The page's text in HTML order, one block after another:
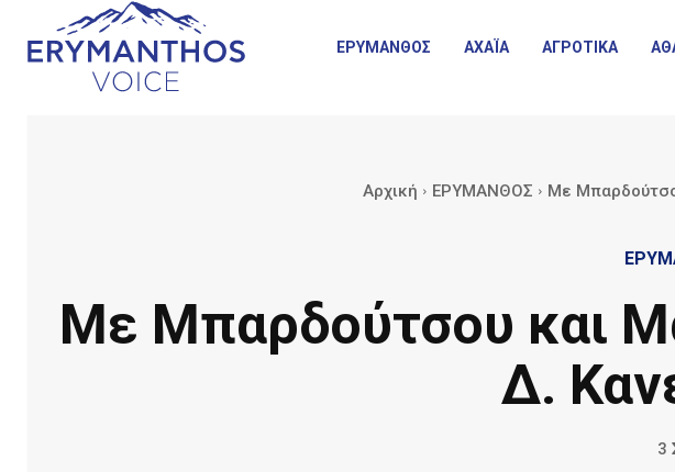
ΕΡΥΜΑΝΘΟΣ ΑΧΑΪΑ ΑΓΡΟΤΙΚΑ
Αρχική ΕΡΥΜΑΝΘΟΣ Με
Με Μπαρδούτσου και
Δ.
3